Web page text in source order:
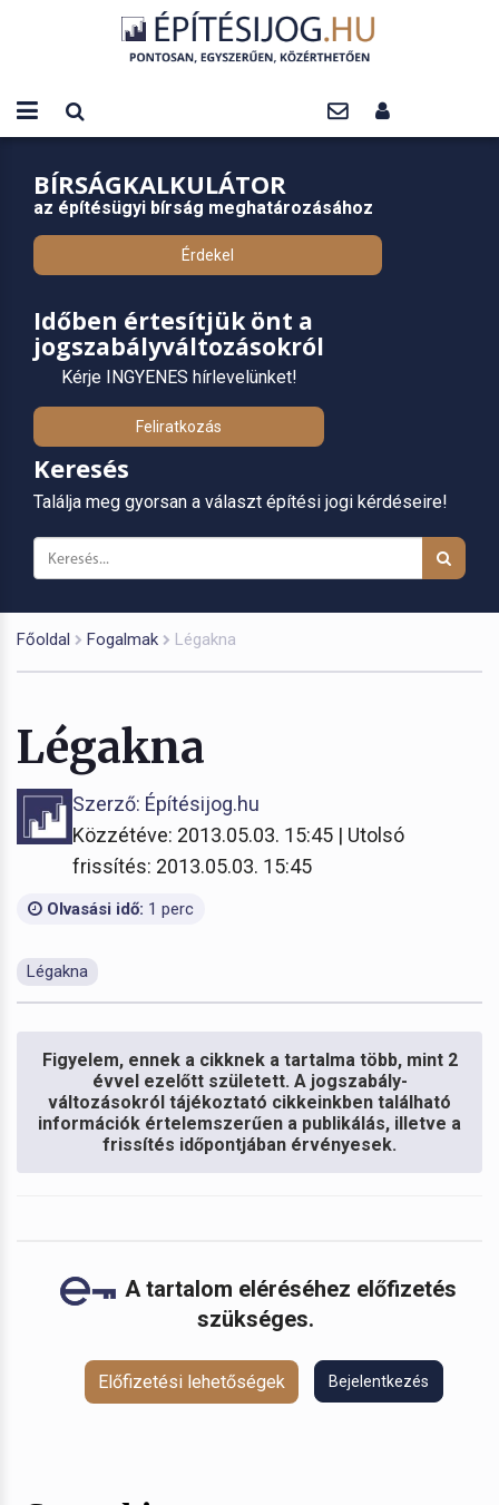
BÍRSÁGKALKULÁTOR
az építésügyi bírság meghatározásához
Érdekel
Időben értesítjük önt a
jogszabályváltozásokról
Kérje INGYENES hírlevelünket!
Feliratkozás
Keresés
Találja meg gyorsan a választ építési jogi kérdéseire!
Főoldal Fogalmak Légakna
Légakna
Szerző: Építésijog.hu
Közzétéve: 2013.05.03. 15:45 | Utolsó
frissítés: 2013.05.03. 15:45
Olvasási idő: 1 perc
Légakna
Figyelem, ennek a cikknek a tartalma több, mint 2
évvel ezelőtt született. A jogszabály-
változásokról tájékoztató cikkeinkben található
információk értelemszerűen a publikálás, illetve a
frissítés időpontjában érvényesek.
A tartalom eléréséhez előfizetés
szükséges.
Előfizetési lehetőségek Bejelentkezés